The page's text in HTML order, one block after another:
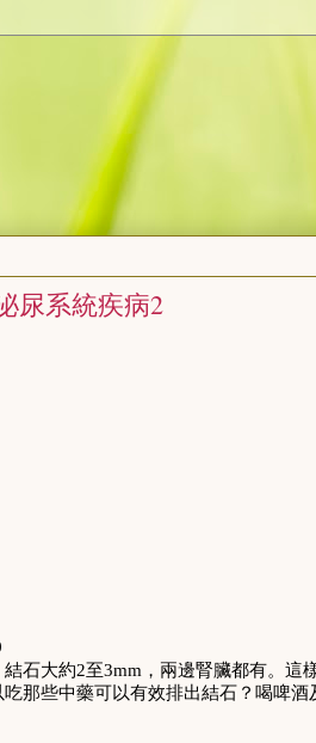
尿系統疾病2
石大約2至3mm ，兩邊腎臟都有。這
那些中藥可以有效排出結石？喝啤酒